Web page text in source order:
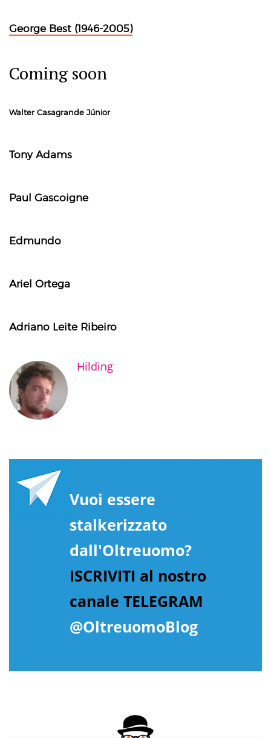
George Best (1946-2005)
Coming soon
Walter Casagrande Júnior
Tony Adams
Paul Gascoigne
Edmundo
Ariel Ortega
Adriano Leite Ribeiro
Hilding
Vuoi essere
stalkerizzato
dall'Oltreuomo?
ISCRIVITI al nostro
canale TELEGRAM
@OltreuomoBlog